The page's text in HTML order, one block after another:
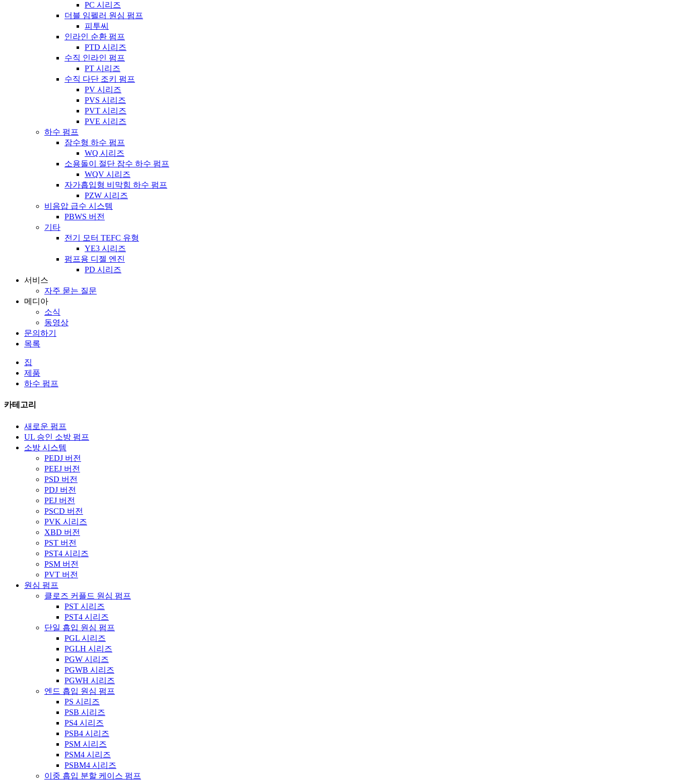
PC 시리즈
더블 임펠러 원심 펌프
피투씨
인라인 순환 펌프
PTD 시리즈
수직 인라인 펌프
PT 시리즈
수직 다단 조키 펌프
PV 시리즈
PVS 시리즈
PVT 시리즈
PVE 시리즈
하수 펌프
잠수형 하수 펌프
WQ 시리즈
소용돌이 절단 잠수 하수 펌프
WQV 시리즈
자가흡입형 비막힘 하수 펌프
PZW 시리즈
비음압 급수 시스템
PBWS 버전
기타
전기 모터 TEFC 유형
YE3 시리즈
펌프용 디젤 엔진
PD 시리즈
서비스
자주 묻는 질문
메디아
소식
동영상
문의하기
목록
집
제품
하수 펌프
카테고리
새로운 펌프
UL 승인 소방 펌프
소방 시스템
PEDJ 버전
PEEJ 버전
PSD 버전
PDJ 버전
PEJ 버전
PSCD 버전
PVK 시리즈
XBD 버전
PST 버전
PST4 시리즈
PSM 버전
PVT 버전
원심 펌프
클로즈 커플드 원심 펌프
PST 시리즈
PST4 시리즈
단일 흡입 원심 펌프
PGL 시리즈
PGLH 시리즈
PGW 시리즈
PGWB 시리즈
PGWH 시리즈
엔드 흡입 원심 펌프
PS 시리즈
PSB 시리즈
PS4 시리즈
PSB4 시리즈
PSM 시리즈
PSM4 시리즈
PSBM4 시리즈
이중 흡입 분할 케이스 펌프